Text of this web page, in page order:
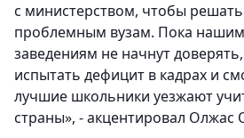
с министерством, чтобы
проблемным вузам. Пока
заведениям не начнут
испытать дефицит в кадрах и
лучшие школьники уезжают
страны», - акцентировал Олжас